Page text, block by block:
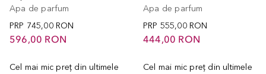
Apa de parfum
PRP 745,00 RON
596,00 RON
Cel mai mic preț din ultimele
Apa de parfum
PRP 555,00 RON
444,00 RON
Cel mai mic preț din ultimele